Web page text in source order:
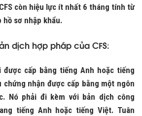
còn hiệu lực ít nhất 6 tháng tính từ
hồ sơ nhập khẩu.
dịch hợp pháp của CFS:
được cấp bằng tiếng Anh hoặc tiếng
chứng nhận được cấp bằng một ngôn
Nó phải đi kèm với bản dịch công
tiếng Anh hoặc tiếng Việt. Tuân